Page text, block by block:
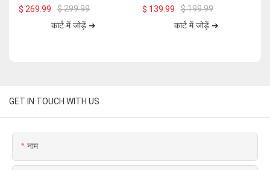
लाइट हीटिंग पैड, 26 x 20 इंच,
$ 269.99 $299.99
कार्ट में जोड़ें ➔
$ 139.99 $199.99
कार्ट में जोड़ें ➔
GET IN TOUCH WITH US
नाम